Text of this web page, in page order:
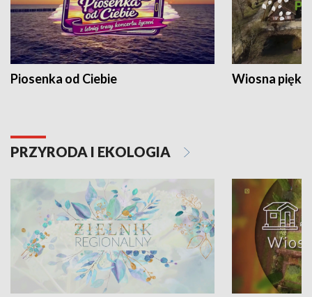
Piosenka od Ciebie Wiosna
PRZYRODA I EKOLOGIA